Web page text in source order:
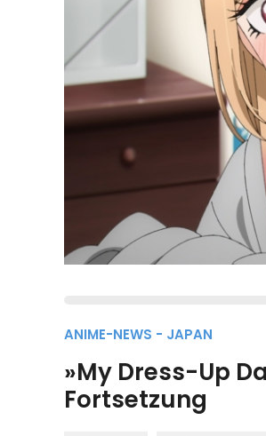
ANIME-NEWS - JAPAN
»My Dress-Up
Fortsetzung